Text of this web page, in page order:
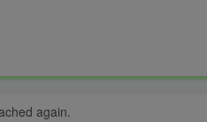
again.